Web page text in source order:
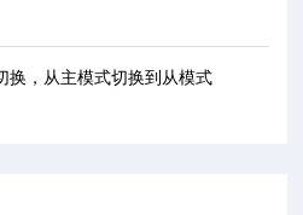
换，从主模式切换到从模式